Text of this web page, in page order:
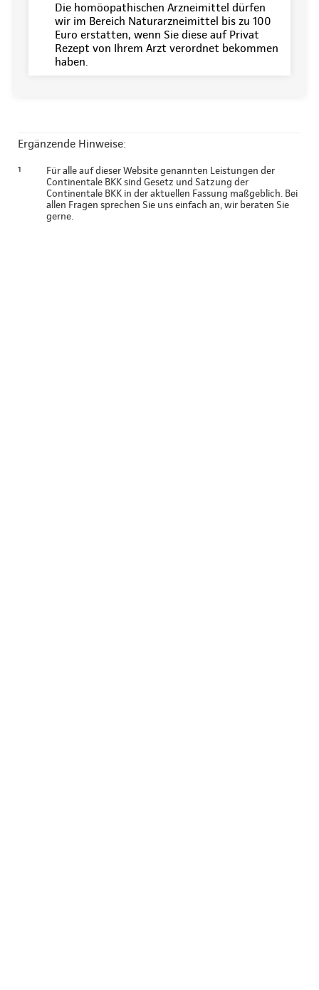
Die homöopathischen Arzneimittel dürfen
wir im Bereich Naturarzneimittel bis zu 100
Euro erstatten, wenn Sie diese auf Privat
Rezept von Ihrem Arzt verordnet bekommen
haben.
Ergänzende Hinweise:
¹
Für alle auf dieser Website genannten Leistungen der
Continentale BKK sind Gesetz und Satzung der
Continentale BKK in der aktuellen Fassung maßgeblich. Bei
allen Fragen sprechen Sie uns einfach an, wir beraten Sie
gerne.